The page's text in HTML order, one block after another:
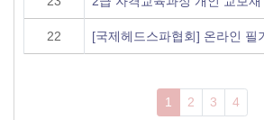
22 [국제헤드스파협회] 온라인
1 2 3 4